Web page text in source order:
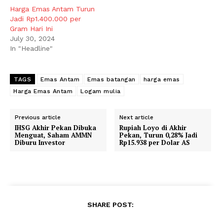
Harga Emas Antam Turun
Jadi Rp1.400.000 per
Gram Hari Ini
July 30, 2024
In "Headline"
TAGS Emas Antam Emas batangan
harga emas
Harga Emas Antam
Logam mulia
Previous article
IHSG Akhir Pekan Dibuka
Menguat, Saham AMMN
Diburu Investor
Next article
Rupiah Loyo di Akhir
Pekan, Turun 0,28% Jadi
Rp15.938 per Dolar AS
SHARE POST: